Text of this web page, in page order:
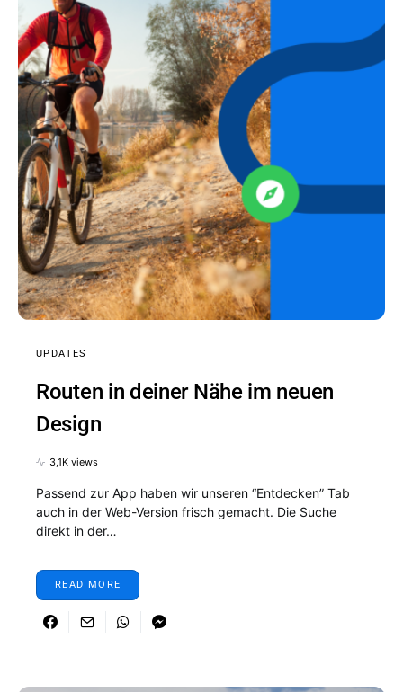
UPDATES
Routen in deiner Nähe im neuen
Design
3,1K views
Passend zur App haben wir unseren “Entdecken” Tab
auch in der Web-Version frisch gemacht. Die Suche
direkt in der…
READ MORE